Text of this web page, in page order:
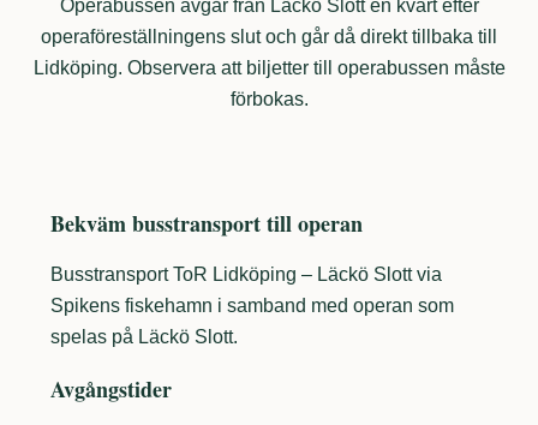
Operabussen avgår från Läckö Slott en kvart efter
operaföreställningens slut och går då direkt tillbaka till
Lidköping. Observera att biljetter till operabussen måste
förbokas.
Bekväm busstransport till operan
Busstransport ToR Lidköping – Läckö Slott via
Spikens fiskehamn i samband med operan som
spelas på Läckö Slott.
Avgångstider